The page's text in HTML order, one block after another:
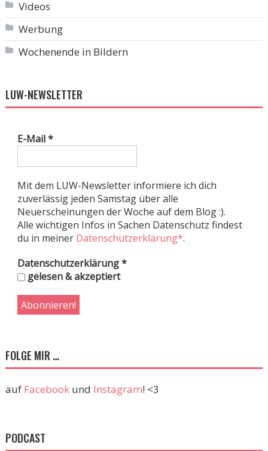
Videos
Werbung
Wochenende in Bildern
LUW-NEWSLETTER
E-Mail*
Mit dem LUW-Newsletter informiere ich dich
zuverlässig jeden Samstag über alle
Neuerscheinungen der Woche auf dem Blog :).
Alle wichtigen Infos in Sachen Datenschutz findest
du in meiner Datenschutzerklärung*.
Datenschutzerklärung*
gelesen & akzeptiert
FOLGE MIR …
auf Facebookund Instagram! <3
PODCAST